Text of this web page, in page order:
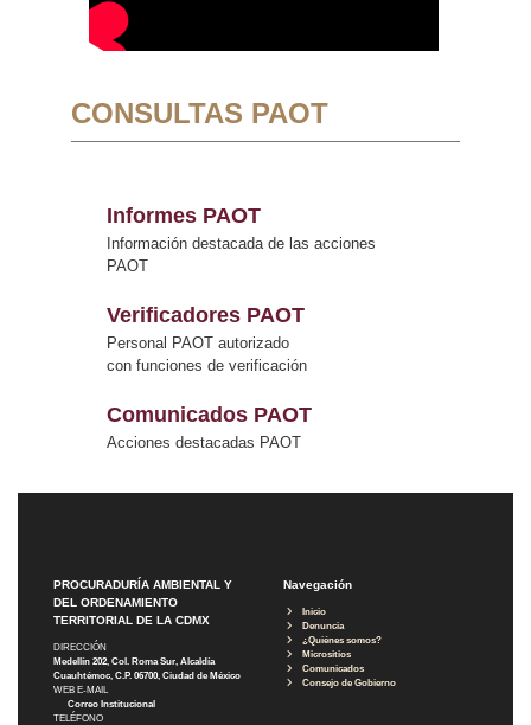
CONSULTAS PAOT
Informes PAOT
Información destacada de las acciones
PAOT
Verificadores PAOT
Personal PAOT autorizado
con funciones de verificación
Comunicados PAOT
Acciones destacadas PAOT
PROCURADURÍA AMBIENTAL Y
DEL ORDENAMIENTO
TERRITORIAL DE LA CDMX
DIRECCIÓN
Medellín 202, Col. Roma Sur, Alcaldía
Cuauhtémoc, C.P. 06700, Ciudad de México
WEB E-MAIL
Correo Institucional
TELÉFONO
Navegación
Inicio
Denuncia
¿Quiénes somos?
Micrositios
Comunicados
Consejo de Gobierno